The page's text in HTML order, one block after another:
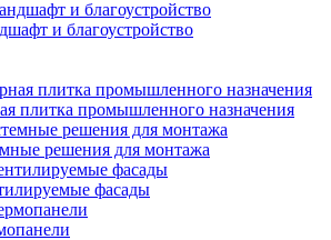
и благоустройство
плитка промышленного назначения
решения для монтажа
фасады